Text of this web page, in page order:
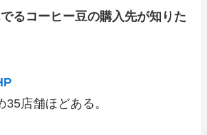
るコーヒー豆の購入先が知りた
35店舗ほどある。